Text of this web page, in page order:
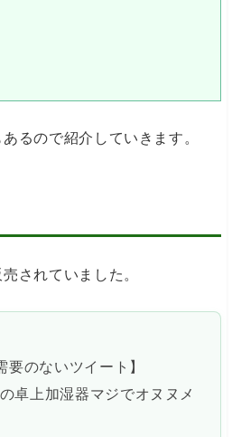
るので紹介していきます。
されていました。
要のないツイート】
卓上加湿器マジでオヌヌメ